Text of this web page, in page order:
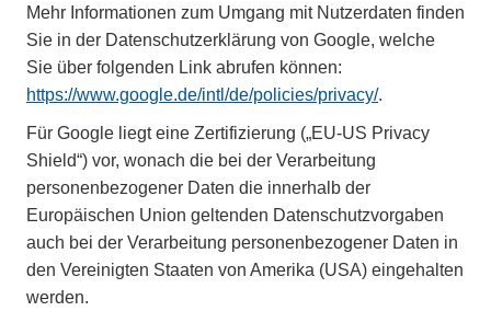
Mehr Informationen zum Umgang mit Nutzerdaten finden
Sie in der Datenschutzerklärung von Google, welche
Sie über folgenden Link abrufen können:
https://www.google.de/intl/de/policies/privacy/.
Für Google liegt eine Zertifizierung („EU-US Privacy
Shield“) vor, wonach die bei der Verarbeitung
personenbezogener Daten die innerhalb der
Europäischen Union geltenden Datenschutzvorgaben
auch bei der Verarbeitung personenbezogener Daten in
den Vereinigten Staaten von Amerika (USA) eingehalten
werden.